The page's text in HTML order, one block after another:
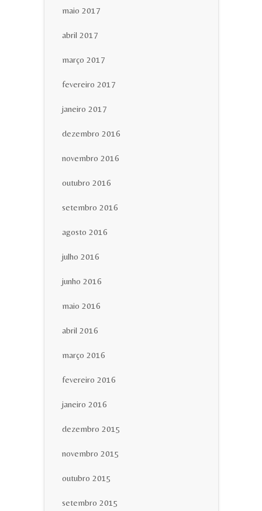
maio 2017
abril 2017
março 2017
fevereiro 2017
janeiro 2017
dezembro 2016
novembro 2016
outubro 2016
setembro 2016
agosto 2016
julho 2016
junho 2016
maio 2016
abril 2016
março 2016
fevereiro 2016
janeiro 2016
dezembro 2015
novembro 2015
outubro 2015
setembro 2015